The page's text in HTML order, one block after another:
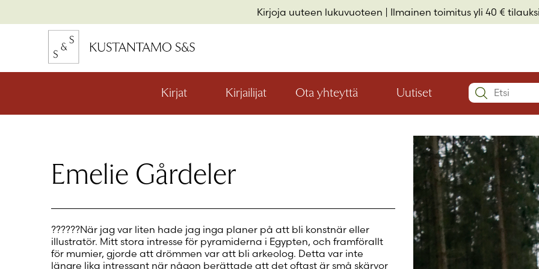
Kirjoja uuteen lukuvuoteen | Ilmainen toimitus yli 40 €
Salasana
Muista
Salasana
Eikö
Kirjat
valikon
Kirjailijat Ota yhteyttä
valikon
Uutiset
valikon
Search:
Emelie Gårdeler
??????När jag var liten hade jag inga planer på att bli konstnär eller
illustratör. Mitt stora intresse för pyramiderna i Egypten, och framförallt
för mumier, gjorde att drömmen var att bli arkeolog. Detta var inte
längre lika intressant när någon berättade att det oftast är små skärvor